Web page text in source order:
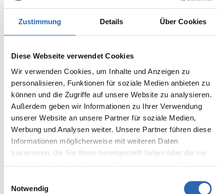
Zustimmung Details Über Cookies
Diese Webseite verwendet Cookies
Wir verwenden Cookies, um Inhalte und Anzeigen zu
personalisieren, Funktionen für soziale Medien anbieten zu
können und die Zugriffe auf unsere Website zu analysieren.
Außerdem geben wir Informationen zu Ihrer Verwendung
unserer Website an unsere Partner für soziale Medien,
Werbung und Analysen weiter. Unsere Partner führen diese
Informationen möglicherweise mit weiteren Daten
zusammen, die Sie ihnen bereitgestellt haben oder die sie
Notwendig
Diesel 0km
inkl. MwSt.
5 Sitze
8 Gänge
5 Türen
6 Zylinder
7.5 l/100km (WLTP)
CO2-Emissionen kombiniert:
196 g/km (WLTP)